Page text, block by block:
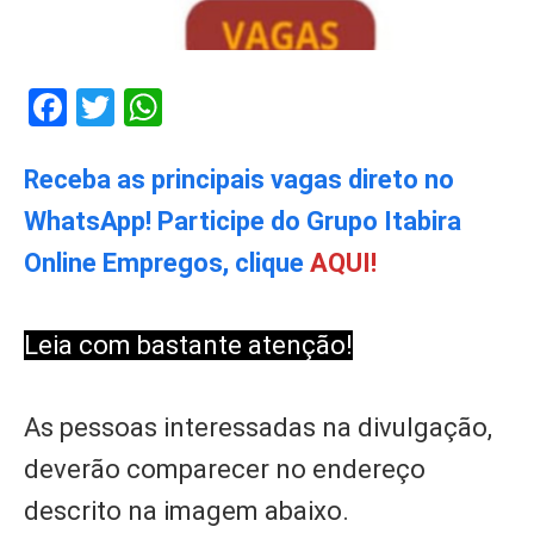
Facebook
Twitter
Receba as principais vagas direto no
WhatsApp! Participe do Grupo Itabira
Online Empregos, clique AQUI!
Leia com bastante atenção!
As pessoas interessadas na divulgação,
deverão comparecer no endereço
descrito na imagem abaixo.